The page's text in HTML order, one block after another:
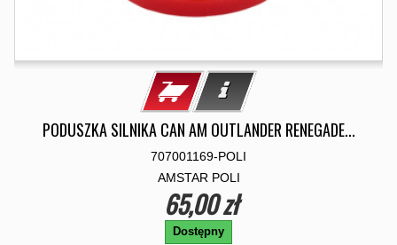
PODUSZKA SILNIKA CAN AM OUTLANDER RENEGADE...
707001169-POLI
AMSTAR POLI
65,00 zł
Dostępny